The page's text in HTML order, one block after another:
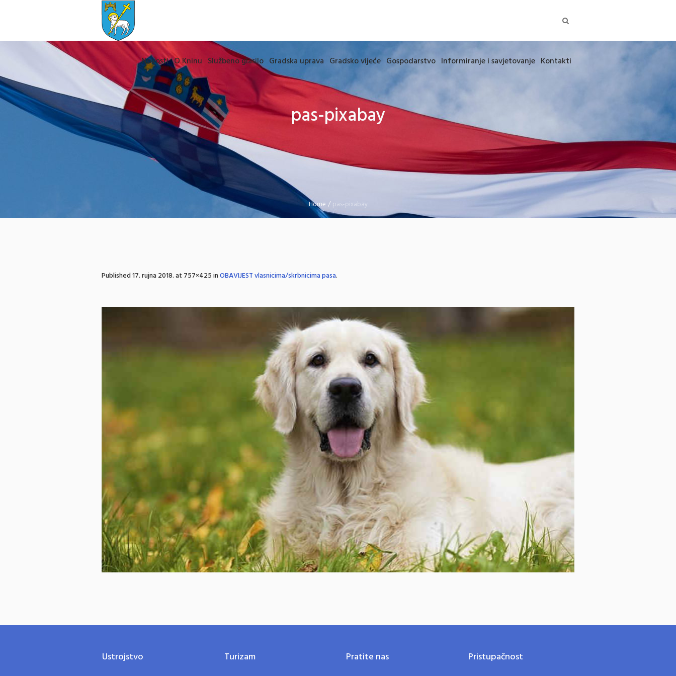
Novosti O Kninu Službeno glasilo Gradska uprava Gradsko vijeće Gospodarstvo Informiranje i savjetovanje Kontakti
pas-pixabay
Home /pas-pixabay
Published17. rujna 2018.at 757×425 inOBAVIJEST vlasnicima/skrbnicima pasa.
Ustrojstvo Turizam Pratite nas Pristupačnost